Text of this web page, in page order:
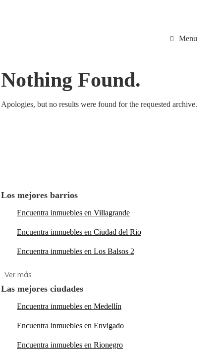
Menu
Nothing Found.
Apologies, but no results were found for the requested archive.
Los mejores barrios
Encuentra inmuebles en Villagrande
Encuentra inmuebles en Ciudad del Rio
Encuentra inmuebles en Los Balsos 2
Las mejores ciudades
Encuentra inmuebles en Medellín
Encuentra inmuebles en Envigado
Encuentra inmuebles en Rionegro